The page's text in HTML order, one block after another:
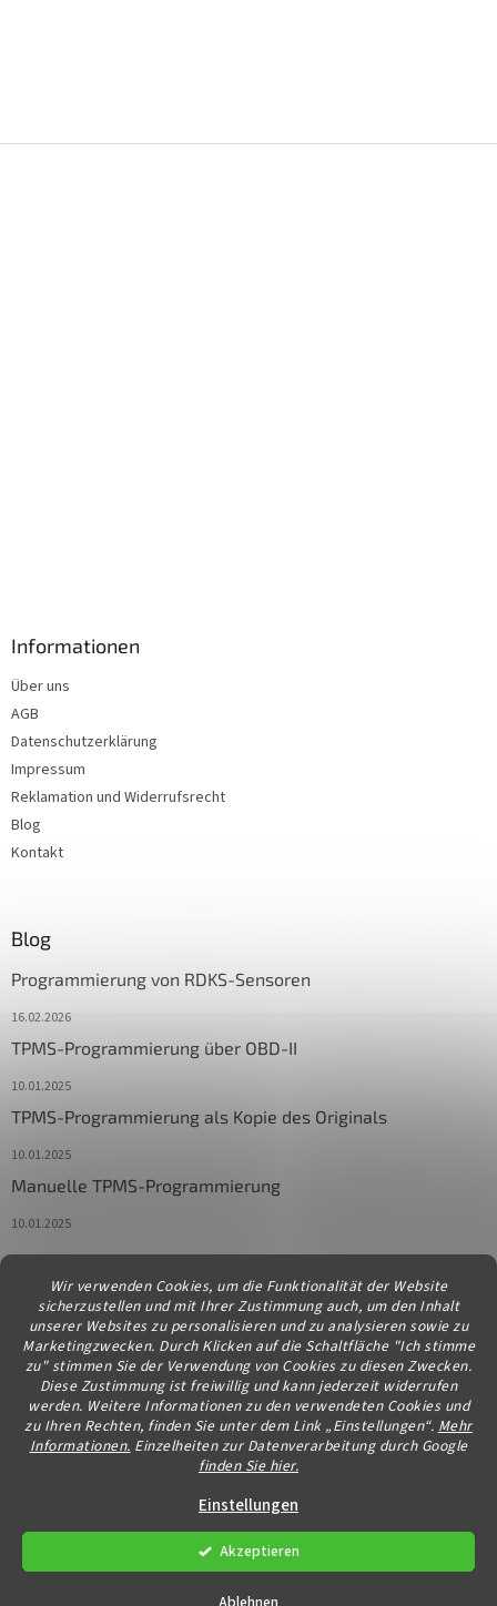
Wir verwenden Cookies, um die Funktionalität der Website
sicherzustellen und mit Ihrer Zustimmung auch, um den Inhalt
unserer Websites zu personalisieren und zu analysieren sowie zu
Marketingzwecken. Durch Klicken auf die Schaltfläche "Ich stimme
zu" stimmen Sie der Verwendung von Cookies zu diesen Zwecken.
Diese Zustimmung ist freiwillig und kann jederzeit widerrufen
werden. Weitere Informationen zu den verwendeten Cookies und
zu Ihren Rechten, finden Sie unter dem Link „Einstellungen“. Mehr
Informationen. Einzelheiten zur Datenverarbeitung durch Google
finden Sie hier.
Einstellungen
Akzeptieren
Informationen
Über uns
AGB
Datenschutzerklärung
Impressum
Reklamation und Widerrufsrecht
Blog
Kontakt
Blog
Programmierung von RDKS-Sensoren
16.02.2026
TPMS-Programmierung über OBD-II
10.01.2025
TPMS-Programmierung als Kopie des Originals
10.01.2025
Manuelle TPMS-Programmierung
10.01.2025
Kontakt
info@diagstore.at
Erstellt von Shoptet
Copyright 2026diagstore.at. Alle Rechte vorbehalten.Cookie-
Einstellungen ändern